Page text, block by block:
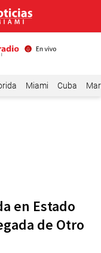
Miami Cuba
en Estado
de Otro